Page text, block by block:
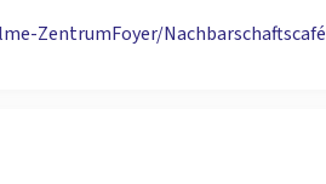
ZentrumFoyer/Nachbarschaftscafé